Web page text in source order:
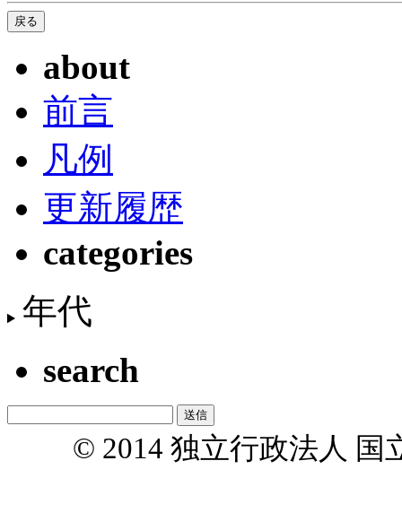
about
前言
凡例
更新履歴
categories
年代
search
© 2014 独立行政法人 国